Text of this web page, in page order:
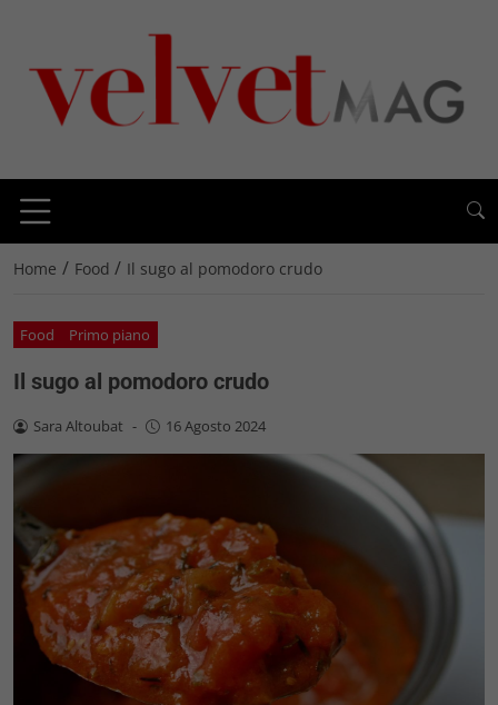
Home / Food / Il sugo al pomodoro crudo
Food Primo piano
Il sugo al pomodoro crudo
Sara Altoubat - 16 Agosto 2024